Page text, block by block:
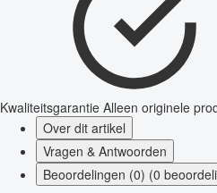
Kwaliteitsgarantie Alleen originele
Over dit artikel
Vragen & Antwoorden
Beoordelingen (0) (0